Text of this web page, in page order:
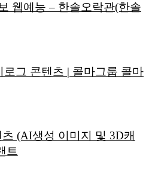
웹예능 – 한솔오락관(한솔
그 콘텐츠 | 콜마그룹 콜마
(AI생성 이미지 및 3D캐
트